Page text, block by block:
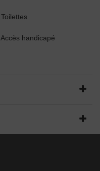
Toilettes
Accès handicapé